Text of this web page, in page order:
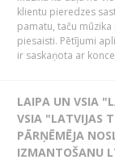
klientu pieredzes
pamatu, taču
piesaisti. Pētījumi
ir saskaņota ar
LAIPA UN VSIA
VSIA "LATVIJAS
PĀRŅĒMĒJA
IZMANTOŠANU